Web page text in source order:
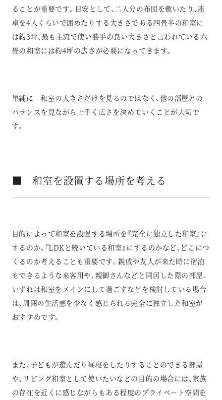
ることが重要です。目安として、二人分の布団を敷いたり、座
卓を4人くらいで囲めたりする大きさである四畳半の和室に
は約3坪、最も主流で使い勝手の良い大きさと言われている六
畳の和室には約4坪の広さが必要になってきます。
単純に 和室の大きさだけを見るのではなく、他の部屋との
バランスを見ながら上手く広さを決めていくことが大切で
す。
■ 和室を設置する場所を考える
目的によって和室を設置する場所を『完全に独立した和室』に
するのか、『LDKと続いている和室』にするのかなど、どこにつ
くるのか考えることも重要です。親戚や友人が来た時に宿泊
もできるような来客用や、親御さんなどと同居した際の部屋、
いずれは和室をメインにして過ごすなどを検討している場合
は、周囲の生活感を少なく感じられる完全に独立した和室が
おすすめです。
また、子どもが遊んだり昼寝をしたりすることのできる部屋
や、リビング和室として使いたいなどの目的の場合には、家族
の存在を近くに感じながらもある程度のプライベート空間を